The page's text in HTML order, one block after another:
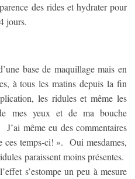
des rides et hydrater pour
jours.
base de maquillage mais en
à tous les matins depuis la fin
les ridules et même les
mes yeux et de ma bouche
même eu des commentaires
ces temps-ci! ». Oui mesdames,
paraissent moins présentes.
s’estompe un peu à mesure